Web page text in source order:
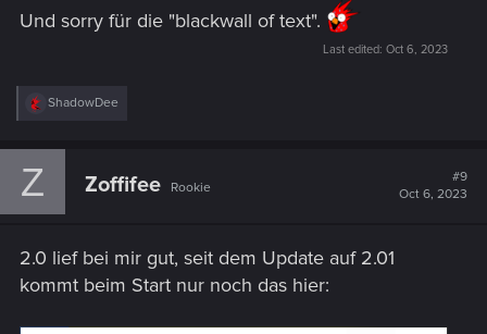
Und sorry für die "blackwall of text".
Last edited: Oct 6, 2023
R
c
ShadowDee
Z Zoffifee Rookie
#9
Oct 6, 2023
2.0 lief bei mir gut, seit dem Update auf 2.01
kommt beim Start nur noch das hier: